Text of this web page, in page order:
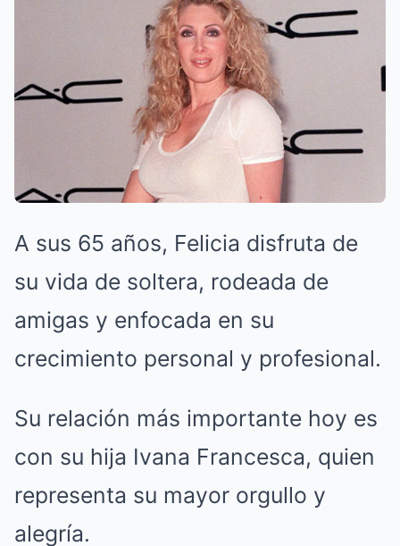
A sus 65 años, Felicia disfruta de
su vida de soltera, rodeada de
amigas y enfocada en su
crecimiento personal y profesional.
Su relación más importante hoy es
con su hija Ivana Francesca, quien
representa su mayor orgullo y
alegría.